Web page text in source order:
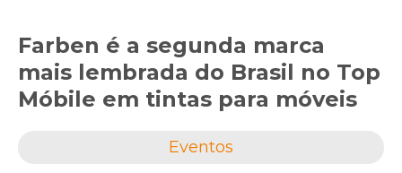
Farben é a segunda marca
mais lembrada do Brasil no Top
Móbile em tintas para móveis
Eventos